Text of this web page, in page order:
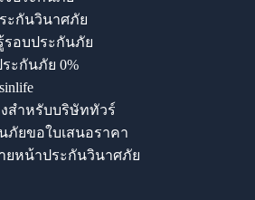
ะกันวินาศภัย
รอบประกันภัย
ะกันภัย 0%
สำหรับบริษัททัวร์
ยขอใบเสนอราคา
ยหน้าประกันวินาศภัย